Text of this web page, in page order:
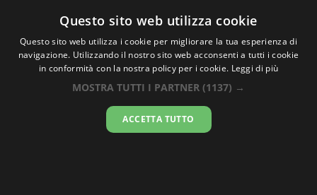
Oraesatta.co
Ora EsattaBilbays
18:18:06
Questo sito web utilizza cookie
Questo sito web utilizza i cookie per migliorare la tua esperienza di
navigazione. Utilizzando il nostro sito web acconsenti a tutti i cookie
in conformità con la nostra policy per i cookie. Leggi di più
MOSTRA TUTTI I PARTNER (1137) →
ACCETTA TUTTO